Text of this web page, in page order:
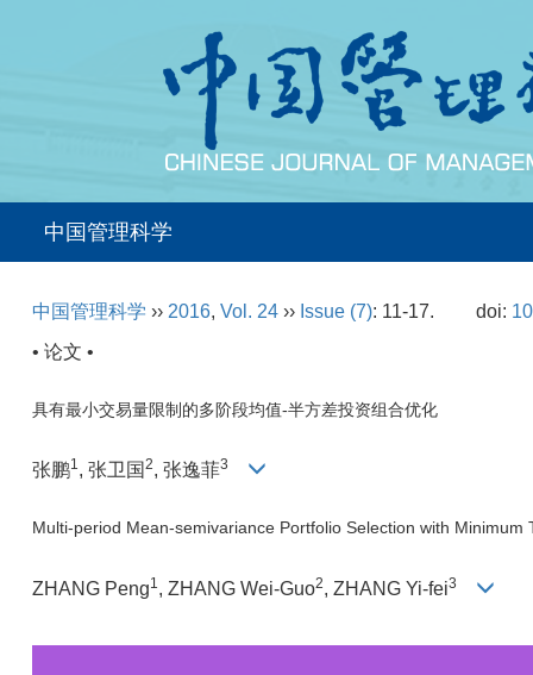
中国管理科学
中国管理科学 ›› 2016, Vol. 24 ›› Issue (7): 11-17. doi:
• 论文 •
具有最小交易量限制的多阶段均值-半方差投资组合优化
张鹏1, 张卫国 2, 张逸菲3
Multi-period Mean-semivariance Portfolio Selection with Minimum
ZHANG Peng1 , ZHANG Wei-Guo2, ZHANG Yi-fei3